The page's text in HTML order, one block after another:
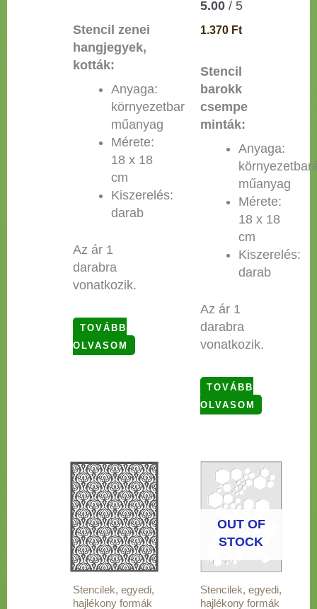
Stencil zenei
hangjegyek,
kották:
Anyaga:
környezetbarát
műanyag
Mérete:
18 x 18
cm
Kiszerelés:
darab
Az ár 1
darabra
vonatkozik.
TOVÁBB
OLVASOM
5.00/ 5
1.370 Ft
Stencil
barokk
csempe
minták:
Anyaga:
műanyag
Mérete:
18 x 18
cm
Kiszerelés:
darab
Az ár 1
darabra
vonatkozik.
TOVÁBB
OLVASOM
Stencilek, egyedi,
hajlékony formák
OUT OF
STOCK
Stencilek, egyedi,
hajlékony formák